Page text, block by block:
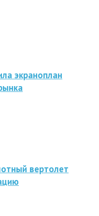
экраноплан
вертолет